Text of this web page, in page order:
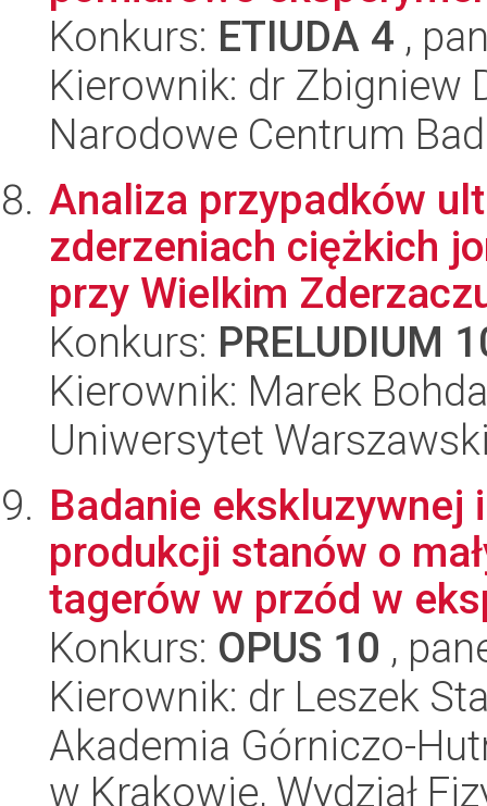
Konkurs: ETIUDA 4 ,
Kierownik: dr Zbigniew
Narodowe Centrum
Analiza przypadków
zderzeniach ciężkich
przy Wielkim
Konkurs: PRELUDIUM
Kierownik: Marek
Uniwersytet
Badanie ekskluzywnej
produkcji stanów o
tagerów w przód w
Konkurs: OPUS 10 ,
Kierownik: dr Leszek
Akademia Górniczo-
w Krakowie, Wydział